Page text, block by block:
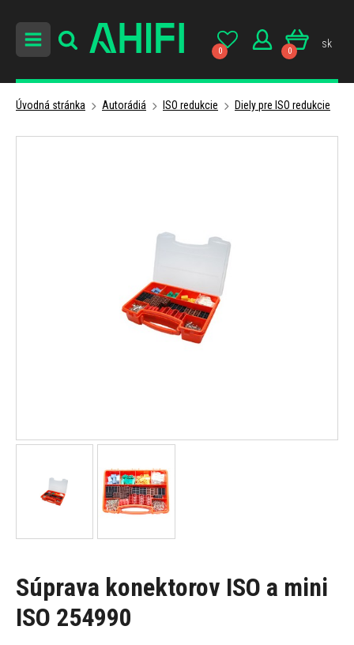
0 0
sk
Úvodná stránka Autorádiá ISO redukcie Diely pre ISO redukcie
Súprava konektorov ISO a mini
ISO 254990